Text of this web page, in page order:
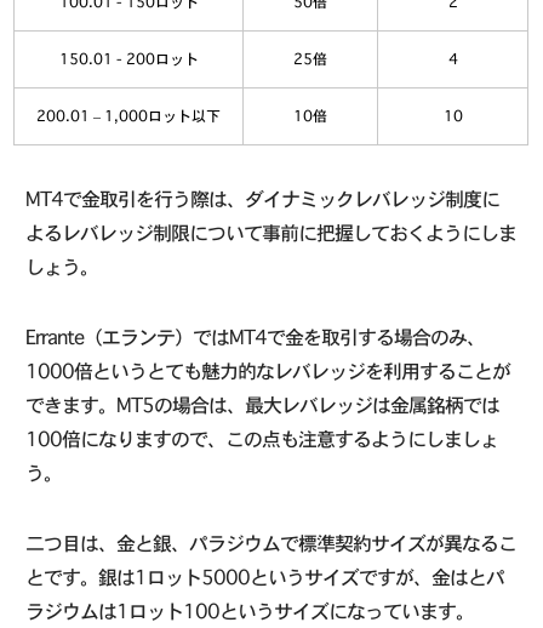
150.01 - 200ロット 25倍 4
200.01 – 1,000ロット以下 10倍 10
MT4で金取引を行う際は、ダイナミックレバレッジ制度に
よるレバレッジ制限について事前に把握しておくようにしま
しょう。
Errante（エランテ）ではMT4で金を取引する場合のみ、
1000倍というとても魅力的なレバレッジを利用することが
できます。MT5の場合は、最大レバレッジは金属銘柄では
100倍になりますので、この点も注意するようにしましょ
う。
二つ目は、金と銀、パラジウムで標準契約サイズが異なるこ
とです。銀は1ロット5000というサイズですが、金はとパ
ラジウムは1ロット100というサイズになっています。